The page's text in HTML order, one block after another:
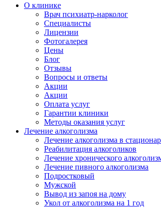
О клинике
Врач психиатр-нарколог
Специалисты
Лицензии
Фотогалерея
Цены
Блог
Отзывы
Вопросы и ответы
Акции
Акции
Оплата услуг
Гарантии клиники
Методы оказания услуг
Лечение алкоголизма
Лечение алкоголизма в
Реабилитация алкоголиков
Лечение хронического
Лечение пивного алкоголизма
Подростковый
Мужской
Вывод из запоя на дому
Укол от алкоголизма на 1 год